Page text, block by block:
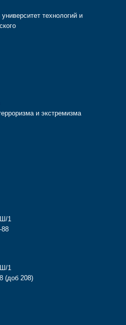
технологий и
и экстремизма
1
88
1
(доб 208)